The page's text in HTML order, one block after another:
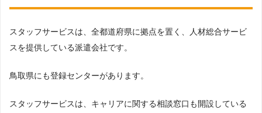
スタッフサービスは、全都道府県に拠点を置く、人材総合サービ
スを提供している派遣会社です。
鳥取県にも登録センターがあります。
スタッフサービスは、キャリアに関する相談窓口も開設している